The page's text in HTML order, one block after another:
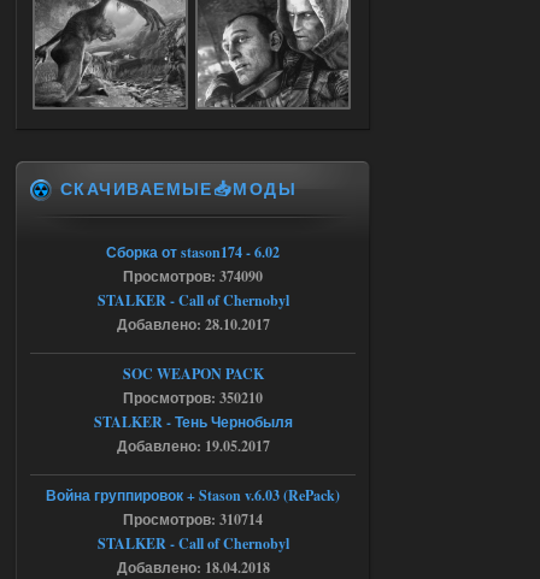
Путь во мгле + GUNSLINGER mod
16:57
Stalker-Mods-Clan-su
Доступно только для пользователей
Путь во мгле + GUNSLINGER mod
stalker673920
где пароль?
Ответить ➤
Dead Air: Refined
Stalker-Mods-Clan-su
Доступно только для пользователей
Ответить ➤
СКАЧИВАЕМЫЕ📥МОДЫ
Сборка от stason174 - 6.02
Просмотров: 374090
STALKER - Call of Chernobyl
Добавлено: 28.10.2017
SOC WEAPON PACK
Просмотров: 350210
STALKER - Тень Чернобыля
Добавлено: 19.05.2017
Война группировок + Stason v.6.03 (RePack)
Просмотров: 310714
STALKER - Call of Chernobyl
Добавлено: 18.04.2018